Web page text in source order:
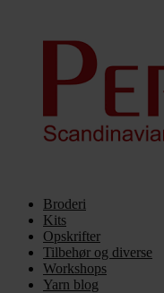
Broderi
Kits
Opskrifter
Tilbehør og diverse
Workshops
Yarn blog